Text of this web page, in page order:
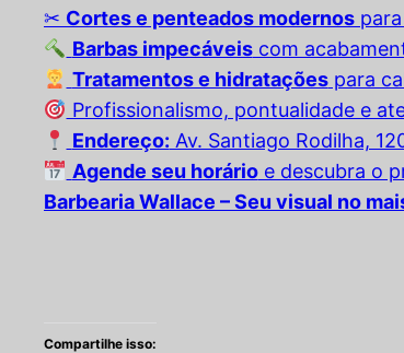
✂ Cortes e penteados modernos
Barbas impecáveiscom
Tratamentos e hidrataçõespara
Profissionalismo, pontualidade e
Endereço: Av. Santiago Rodilha,
Agende seu horárioe descubra o
Barbearia Wallace – Seu visual no
Compartilhe isso: